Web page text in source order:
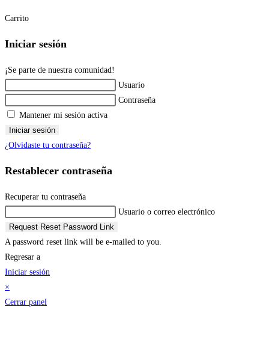
Carrito
Iniciar sesión
¡Se parte de nuestra comunidad!
Usuario
Contraseña
Mantener mi sesión activa
Iniciar sesión
¿Olvidaste tu contraseña?
Restablecer contraseña
Recuperar tu contraseña
Usuario o correo electrónico
Request Reset Password Link
A password reset link will be e-mailed to you.
Regresar a
Iniciar sesión
×
Cerrar panel